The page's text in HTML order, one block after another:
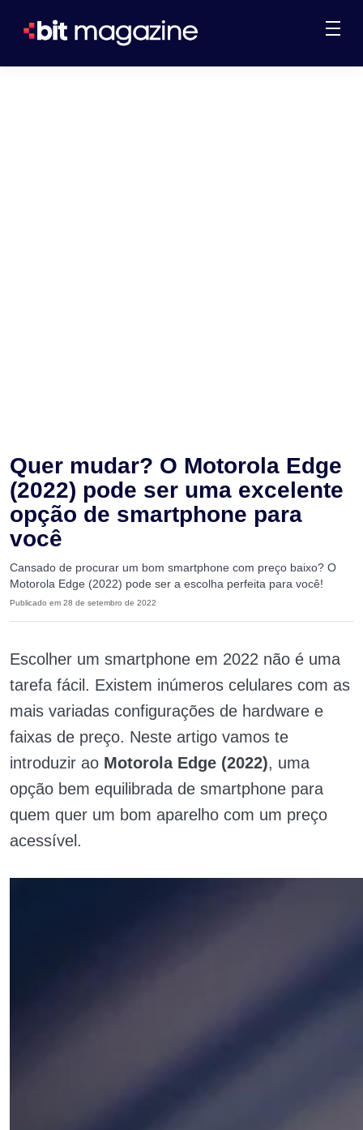
Quer mudar? O Motorola Edge
(2022) pode ser uma excelente
opção de smartphone para
você
Cansado de procurar um bom smartphone com preço baixo? O
Motorola Edge (2022) pode ser a escolha perfeita para você!
Publicado em 28 de setembro de 2022
Escolher um smartphone em 2022 não é uma
tarefa fácil. Existem inúmeros celulares com as
mais variadas configurações de hardware e
faixas de preço. Neste artigo vamos te
introduzir ao Motorola Edge (2022), uma
opção bem equilibrada de smartphone para
quem quer um bom aparelho com um preço
acessível.